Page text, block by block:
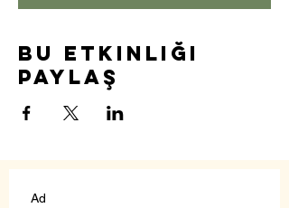
Bu Etkinliği
Paylaş
Ad